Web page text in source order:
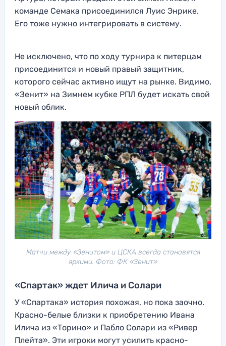
команде Семака присоединился Луис Энрике.
Его тоже нужно интегрировать в систему.
Не исключено, что по ходу турнира к питерцам
присоединится и новый правый защитник,
которого сейчас активно ищут на рынке. Видимо,
«Зенит» на Зимнем кубке РПЛ будет искать свой
новый облик.
Матчи между «Зенитом» и ЦСКА всегда становятся
яркими. Фото: ФК «Зенит»
«Спартак» ждет Илича и Солари
У «Спартака» история похожая, но пока заочно.
Красно-белые близки к приобретению Ивана
Илича из «Торино» и Пабло Солари из «Ривер
Плейта». Эти игроки могут усилить красно-